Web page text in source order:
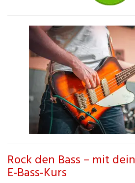
Rock den Bass – mit
E-Bass-Kurs